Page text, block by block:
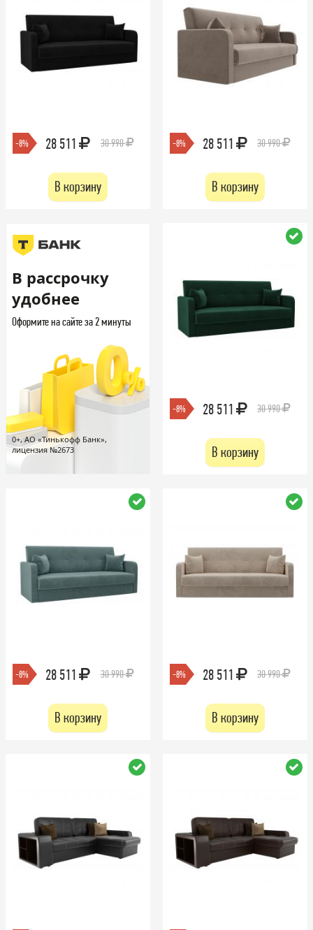
-8% 28 511 30 990
В корзину
-8% 28 511 30 990
В корзину
В рассрочку
удобнее
Оформите на сайте за 2 минуты
0+, АО «Тинькофф Банк»,
лицензия №2673
-8% 28 511 30 990
В корзину
-8% 28 511 30 990
В корзину
-8% 28 511 30 990
В корзину